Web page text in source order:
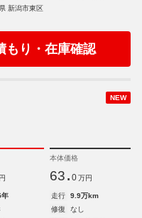
新潟市東区
もり・在庫確認
NEW
本体価格
63. 0 万円
走行
9.9万km
修復
なし